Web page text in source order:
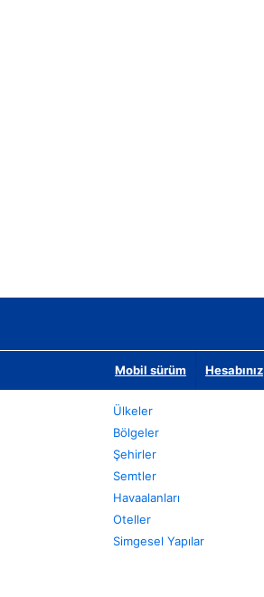
Mobil sürüm Hesabınız
Ülkeler
Bölgeler
Şehirler
Semtler
Havaalanları
Oteller
Simgesel Yapılar